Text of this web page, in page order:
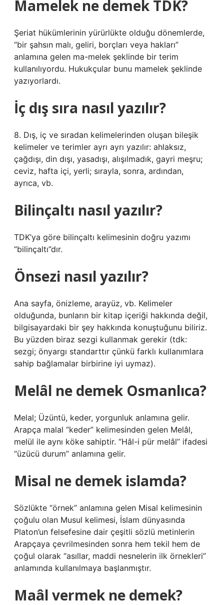
Mamelek ne demek TDK?
Şeriat hükümlerinin yürürlükte olduğu dönemlerde,
“bir şahsın malı, geliri, borçları veya hakları”
anlamına gelen ma-melek şeklinde bir terim
kullanılıyordu. Hukukçular bunu mamelek şeklinde
yazıyorlardı.
İç dış sıra nasıl yazılır?
8. Dış, iç ve sıradan kelimelerinden oluşan bileşik
kelimeler ve terimler ayrı ayrı yazılır: ahlaksız,
çağdışı, din dışı, yasadışı, alışılmadık, gayri meşru;
ceviz, hafta içi, yerli; sırayla, sonra, ardından,
ayrıca, vb.
Bilinçaltı nasıl yazılır?
TDK’ya göre bilinçaltı kelimesinin doğru yazımı
“bilinçaltı”dır.
Önsezi nasıl yazılır?
Ana sayfa, önizleme, arayüz, vb. Kelimeler
olduğunda, bunların bir kitap içeriği hakkında değil,
bilgisayardaki bir şey hakkında konuştuğunu biliriz.
Bu yüzden biraz sezgi kullanmak gerekir (tdk:
sezgi; önyargı standarttır çünkü farklı kullanımlara
sahip bağlamalar birbirine iyi uymaz).
Melâl ne demek Osmanlıca?
Melal; Üzüntü, keder, yorgunluk anlamına gelir.
Arapça malal “keder” kelimesinden gelen Melâl,
melül ile aynı köke sahiptir. “Hâl-i pür melâl” ifadesi
“üzücü durum” anlamına gelir.
Misal ne demek islamda?
Sözlükte “örnek” anlamına gelen Misal kelimesinin
çoğulu olan Musul kelimesi, İslam dünyasında
Platon’un felsefesine dair çeşitli sözlü metinlerin
Arapçaya çevrilmesinden sonra hem tekil hem de
çoğul olarak “asıllar, maddi nesnelerin ilk örnekleri”
anlamında kullanılmaya başlanmıştır.
Maâl vermek ne demek?